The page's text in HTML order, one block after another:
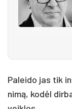
Pa­lei­do jas tik
ni­mą, ko­dėl